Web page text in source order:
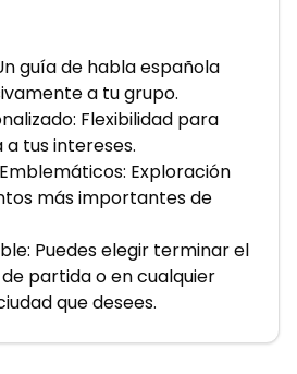
guía de habla española
a tu grupo.
Flexibilidad para
tus intereses.
Exploración
más importantes de
Puedes elegir terminar el
partida o en cualquier
que desees.